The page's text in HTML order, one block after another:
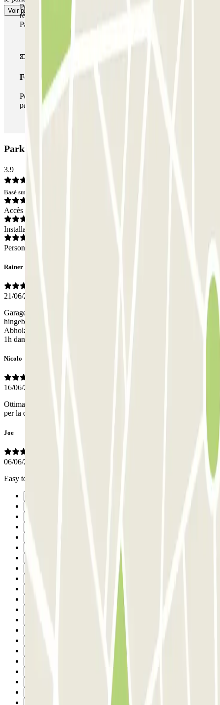
Voir plusPendant votre séjour, vous pouvez utiliser l'ensemble du
réseau de parkings de cet opérateur disponible sur
Parclick.
Forfait illimité
Pendant votre séjour, vous pouvez entrer et sortir du
parking aussi souvent que vous le souhaitez.
Parking Garage Centrale 1: Avis
3.9
Basé sur 67 avis
Accès
Installations
Personnel
Rainer
21/06/2026
Garage hat nur sehr wenige Plätze, deshalb wird das Auto woanders
hingebracht. Service funktioniert aber gut. Lediglich bei der
Abholzeit ist eine gewisse Flexibilität erforderlich. Hat bei uns statt
1h dann 1,5h gedauert. Personal sehr freundlich.
Nicolo
16/06/2026
Ottima localizzazione in città e servizio accettazione, utilizzo spesso
per la comodità d'accesso
Joe
06/06/2026
Easy to book, easy to find, easy to park. Staff were very helpful